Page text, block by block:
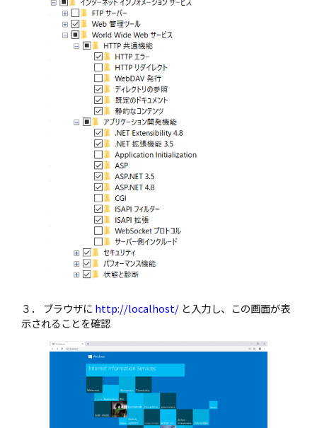
３． ブラウザに http://localhost/ と入力し、この画面が表
示されることを確認